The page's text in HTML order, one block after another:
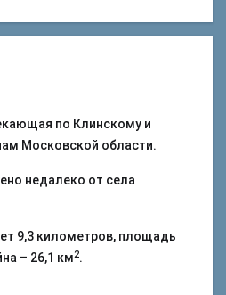
по Клинскому и
Московской области.
недалеко от села
9,3 километров, площадь
– 26,1 км2.